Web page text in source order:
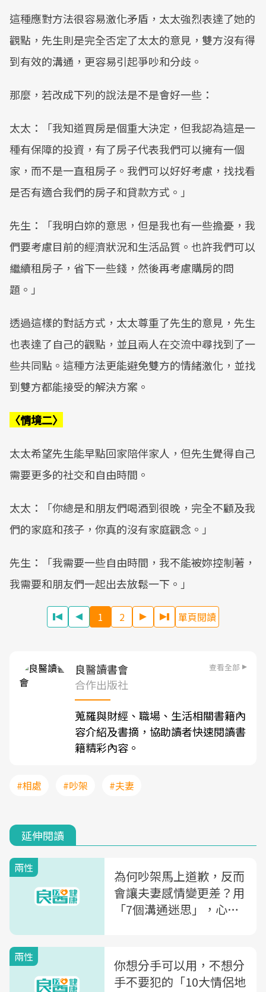
這種應對方法很容易激化矛盾，太太強烈表達了她的
觀點，先生則是完全否定了太太的意見，雙方沒有得
到有效的溝通，更容易引起爭吵和分歧。
那麼，若改成下列的說法是不是會好一些：
太太：「我知道買房是個重大決定，但我認為這是一
種有保障的投資，有了房子代表我們可以擁有一個
家，而不是一直租房子。我們可以好好考慮，找找看
是否有適合我們的房子和貸款方式。」
先生：「我明白妳的意思，但是我也有一些擔憂，我
們要考慮目前的經濟狀況和生活品質。也許我們可以
繼續租房子，省下一些錢，然後再考慮購房的問
題。」
透過這樣的對話方式，太太尊重了先生的意見，先生
也表達了自己的觀點，並且兩人在交流中尋找到了一
些共同點。這種方法更能避免雙方的情緒激化，並找
到雙方都能接受的解決方案。
〈情境二〉
太太希望先生能早點回家陪伴家人，但先生覺得自己
需要更多的社交和自由時間。
太太：「你總是和朋友們喝酒到很晚，完全不顧及我
們的家庭和孩子，你真的沒有家庭觀念。」
先生：「我需要一些自由時間，我不能被妳控制著，
我需要和朋友們一起出去放鬆一下。」
1 2 單頁閱讀
良醫讀書會 查看全部
合作出版社
蒐羅與財經、職場、生活相關書籍內
容介紹及書摘，協助讀者快速閱讀書
籍精彩內容。
#相處 #吵架 #夫妻
延伸閱讀
兩性
為何吵架馬上道歉，反而
會讓夫妻感情變更差？用
「7個溝通迷思」，心理
兩性
你想分手可以用，不想分
手不要犯的「10大情侶地